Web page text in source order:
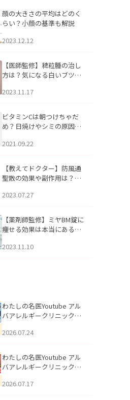
顔の大きさの平均はどのく
らい？小顔の基準も解説
2023.12.12
【医師監修】稗粒腫の治し
方は？気になる白いブツブ
アについて
2023.11.17
ビタミンCは朝つけちゃだ
め？日焼けやシミの原因に
2021.09.22
【教えてドクター】防風通
聖散の効果や副作用は？長
2023.07.27
【薬剤師監修】ミヤBM錠に
痩せる効果は本当にある
2023.11.10
わたしの名医Youtube アル
バアレルギークリニック札
える男性へ｜医師が教える
公開いたしました。
2026.07.24
わたしの名医Youtube アル
バアレルギークリニック札
跡にVビームは効く？向いて
2026.07.17